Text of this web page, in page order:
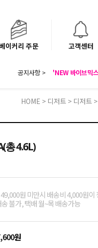
이커리 주문 고객센터
공지사항 >
'NEW 바이브믹
HOME > 디저트 > 디저트
총 4.6L)
원 미만시 배송비 4,000원이
불가, 택배 월~목 배송가능
원